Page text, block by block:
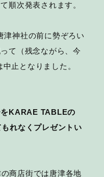
順次発表されます。
津神社の前に勢ぞろい
て（残念ながら、今
止となりました。
KARAE TABLEの
れなくプレゼントい
商店街では唐津各地